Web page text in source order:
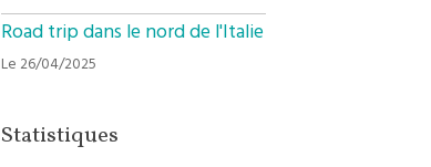
Road trip dans le nord de l'Italie
Le 26/04/2025
Statistiques